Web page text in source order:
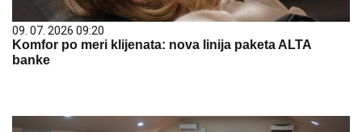
09. 07. 2026 09:20
Komfor po meri klijenata: nova linija paketa ALTA
banke